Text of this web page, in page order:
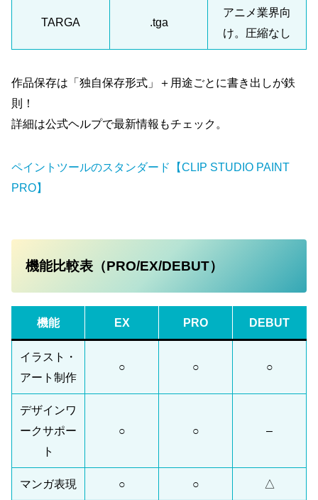
TARGA .tga
アニメ業界向
け。圧縮なし
作品保存は「独自保存形式」＋用途ごとに書き出しが鉄
則！
詳細は公式ヘルプで最新情報もチェック。
ペイントツールのスタンダード【CLIP STUDIO PAINT
PRO】
機能比較表（PRO/EX/DEBUT）
機能 EX PRO DEBUT
イラスト・
アート制作
○ ○ ○
デザインワ
ークサポー
ト
○ ○ –
マンガ表現 ○ ○ △